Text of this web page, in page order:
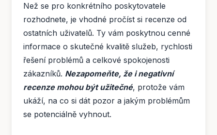
Než se pro konkrétního poskytovatele
rozhodnete, je vhodné pročíst si recenze od
ostatních uživatelů. Ty vám poskytnou cenné
informace o skutečné kvalitě služeb, rychlosti
řešení problémů a celkové spokojenosti
zákazníků. Nezapomeňte, že i negativní
recenze mohou být užitečné, protože vám
ukáží, na co si dát pozor a jakým problémům
se potenciálně vyhnout.